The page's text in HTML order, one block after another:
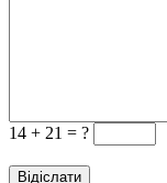
14 + 21 = ?